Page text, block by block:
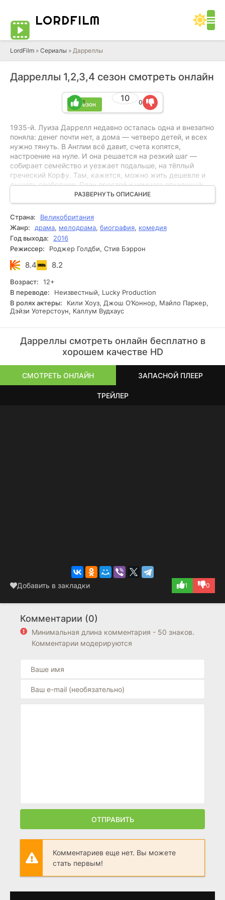
LORDFILM
LordFilm » Сериалы » Дарреллы
Дарреллы 1,2,3,4 сезон смотреть онлайн
4 сезон
10
1 0
1935-й. Луиза Даррелл недавно осталась одна и внезапно
поняла: денег почти нет, а дома — четверо детей, и всех
нужно тянуть. В Англии всё давит, счета копятся,
настроение на нуле. И она решается на резкий шаг —
собирает семейство и уезжает подальше, на тёплый
греческий Корфу. Там, кажется, можно жить дешевле и
дышать свободнее. План простой и немного отчаянный:
перезагрузиться, сэкономить, как-то встать на ноги и
вернуть детям нормальную жизнь. Ну, хотя бы
попытаться.
РАЗВЕРНУТЬ ОПИСАНИЕ
Страна:
Великобритания
Жанр:
драма, мелодрама, биография, комедия
Год выхода:
2016
Режиссер:
Роджер Голдби, Стив Бэррон
8.4 8.2
Возраст:
12+
В переводе:
Неизвестный, Lucky Production
В ролях актеры:
Кили Хоуз, Джош О’Коннор, Майло Паркер,
Дэйзи Уотерстоун, Каллум Вудхаус
Дарреллы смотреть онлайн бесплатно в
хорошем качестве HD
СМОТРЕТЬ ОНЛАЙН ЗАПАСНОЙ ПЛЕЕР
ТРЕЙЛЕР
Добавить в закладки 1 0
Комментарии (0)
Минимальная длина комментария - 50 знаков.
Комментарии модерируются
ОТПРАВИТЬ
Комментариев еще нет. Вы можете
стать первым!